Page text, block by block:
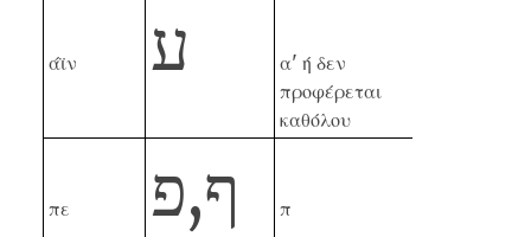
α' ή δεν
προφέρεται
καθόλου
ע άϊν
π ף,פ πε